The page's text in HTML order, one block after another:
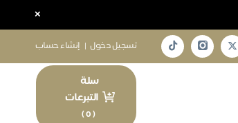
×
تسجيل دخول | إنشاء حساب
سلة
التبرعات
(
0
)